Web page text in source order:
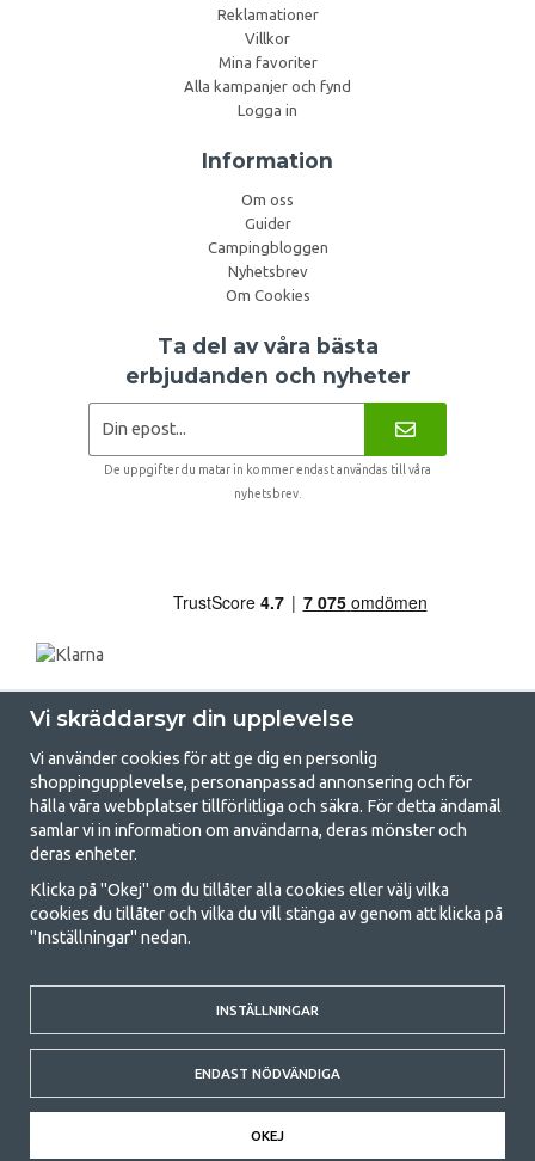
Reklamationer
Villkor
Mina favoriter
Alla kampanjer och fynd
Logga in
Information
Om oss
Guider
Campingbloggen
Nyhetsbrev
Om Cookies
Ta del av våra bästa
erbjudanden och nyheter
De uppgifter du matar in kommer endast användas till våra
nyhetsbrev.
GetCamping.se - Din butik för camping
och uteliv
Att campa kan antingen vara en livsstil eller ett sätt att samla familjen
för ett gemensamt äventyr. Oavsett vilken kategori du tillhör hittar du
med att campa så därför erbjuder vi riktigt bra priser på familjetält,
husvagnstält och all annan utrustning för camping och friluftsliv. Vårt
mål är att i varje priskategori erbjuda den bästa campingutrustningen
gällande kvalitet och funktionalitet. Ta gärna kontakt med oss om det
är något du saknar eller vill veta mer om.
© 2020 GetCamping. All rights reserved.
Vi skräddarsyr din upplevelse
Vi använder cookies för att ge dig en personlig
shoppingupplevelse, personanpassad annonsering och för
hålla våra webbplatser tillförlitliga och säkra. För detta ändamål
samlar vi in information om användarna, deras mönster och
deras enheter.
Klicka på "Okej" om du tillåter alla cookies eller välj vilka
cookies du tillåter och vilka du vill stänga av genom att klicka på
"Inställningar" nedan.
INSTÄLLNINGAR
ENDAST NÖDVÄNDIGA
OKEJ